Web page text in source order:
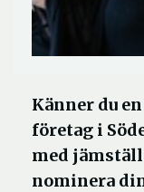
Känner du
företag i
med
nominera